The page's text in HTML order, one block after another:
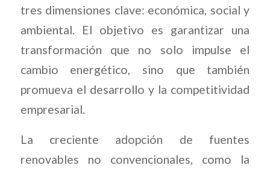
tres dimensiones clave: económica, social y
ambiental. El objetivo es garantizar una
transformación que no solo impulse el
cambio energético, sino que también
promueva el desarrollo y la competitividad
empresarial.
La creciente adopción de fuentes
renovables no convencionales, como la